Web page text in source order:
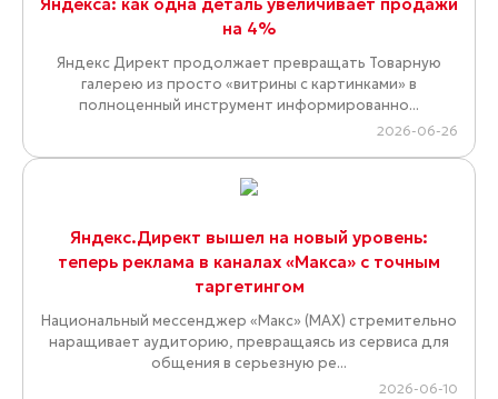
на 4%
Яндекс Директ продолжает превращать Товарную
галерею из просто «витрины с картинками» в
полноценный инструмент информированно...
2026-06-26
Яндекс.Директ вышел на новый уровень:
теперь реклама в каналах «Макса» с точным
таргетингом
Национальный мессенджер «Макс» (MAX) стремительно
наращивает аудиторию, превращаясь из сервиса для
общения в серьезную ре...
2026-06-10